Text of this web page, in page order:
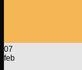
07
feb